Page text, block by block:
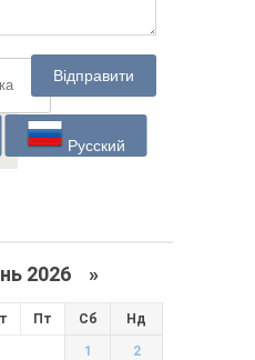
Відправити
Русский
2026 »
Пт Сб Нд
1 2